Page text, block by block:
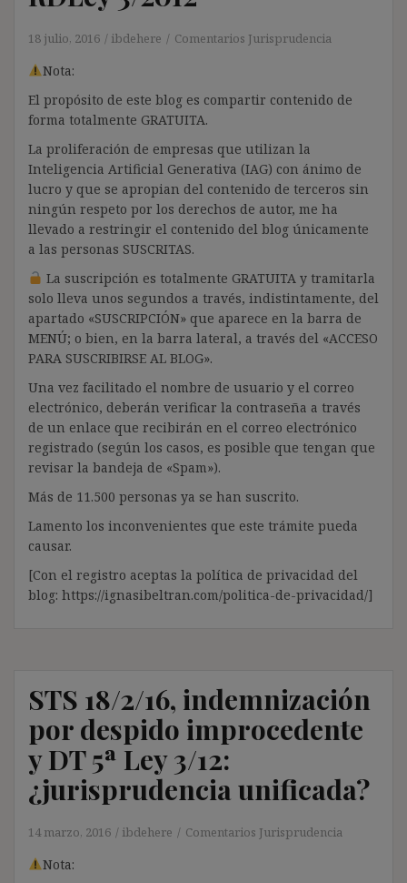
18 julio, 2016 ibdehere Comentarios Jurisprudencia
Nota:
El propósito de este blog es compartir contenido de
forma totalmente GRATUITA.
La proliferación de empresas que utilizan la
Inteligencia Artificial Generativa (IAG) con ánimo de
lucro y que se apropian del contenido de terceros sin
ningún respeto por los derechos de autor, me ha
llevado a restringir el contenido del blog únicamente
a las personas SUSCRITAS.
La suscripción es totalmente GRATUITA y tramitarla
solo lleva unos segundos a través, indistintamente, del
apartado «SUSCRIPCIÓN» que aparece en la barra de
MENÚ; o bien, en la barra lateral, a través del «ACCESO
PARA SUSCRIBIRSE AL BLOG».
Una vez facilitado el nombre de usuario y el correo
electrónico, deberán verificar la contraseña a través
de un enlace que recibirán en el correo electrónico
registrado (según los casos, es posible que tengan que
revisar la bandeja de «Spam»).
Más de 11.500 personas ya se han suscrito.
Lamento los inconvenientes que este trámite pueda
causar.
[Con el registro aceptas la política de privacidad del
blog: https://ignasibeltran.com/politica-de-privacidad/]
STS 18/2/16, indemnización
por despido improcedente
y DT 5ª Ley 3/12:
¿jurisprudencia unificada?
14 marzo, 2016 ibdehere Comentarios Jurisprudencia
Nota: